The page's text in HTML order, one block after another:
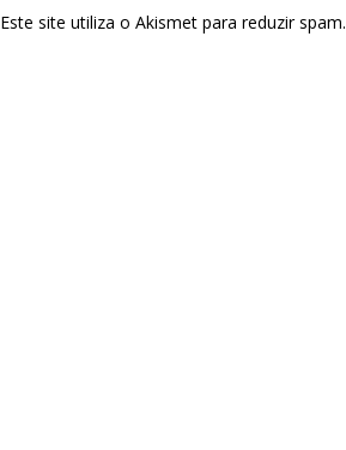
Este site utiliza o Akismet para reduzir spam.